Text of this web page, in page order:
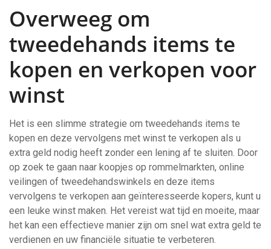
Overweeg om
tweedehands items te
kopen en verkopen voor
winst
Het is een slimme strategie om tweedehands items te
kopen en deze vervolgens met winst te verkopen als u
extra geld nodig heeft zonder een lening af te sluiten. Door
op zoek te gaan naar koopjes op rommelmarkten, online
veilingen of tweedehandswinkels en deze items
vervolgens te verkopen aan geïnteresseerde kopers, kunt u
een leuke winst maken. Het vereist wat tijd en moeite, maar
het kan een effectieve manier zijn om snel wat extra geld te
verdienen en uw financiële situatie te verbeteren.